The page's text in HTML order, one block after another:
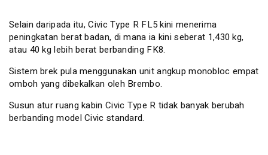
Selain daripada itu, Civic Type R FL5 kini menerima
peningkatan berat badan, di mana ia kini seberat 1,430 kg,
atau 40 kg lebih berat berbanding FK8.
Sistem brek pula menggunakan unit angkup monobloc empat
omboh yang dibekalkan oleh Brembo.
Susun atur ruang kabin Civic Type R tidak banyak berubah
berbanding model Civic standard.